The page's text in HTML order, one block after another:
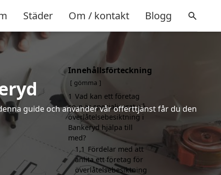
Städer Om / kontakt Blogg
guide och använder vår offerttjänst får du den
Innehållsförteckning
gömma
1 Vad kan ett företag
som är specialiserat på
överlåtelsebesiktning i
Bankeryd hjälpa till
med?
1.1 Fördelar med att
anlita ett företag för
överlåtelsebesiktning